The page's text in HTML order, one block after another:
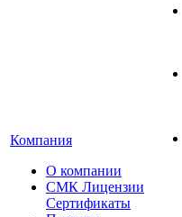
Компания
О компании
СМК Лицензии
Сертификаты